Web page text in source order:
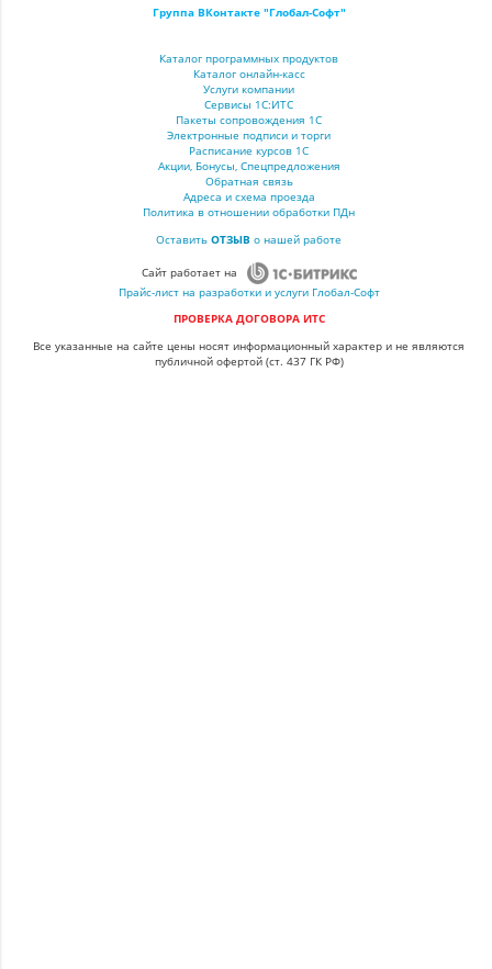
Группа ВКонтакте "Глобал-Софт"
Каталог программных продуктов
Каталог онлайн-касс
Услуги компании
Сервисы 1С:ИТС
Пакеты сопровождения 1С
Электронные подписи и торги
Расписание курсов 1С
Акции, Бонусы, Спецпредложения
Обратная связь
Адреса и схема проезда
Политика в отношении обработки ПДн
Оставить ОТЗЫВ о нашей работе
Сайт работает на
Прайс-лист на разработки и услуги Глобал-Софт
ПРОВЕРКА ДОГОВОРА ИТС
Все указанные на сайте цены носят информационный характер и не являются
публичной офертой (ст. 437 ГК РФ)